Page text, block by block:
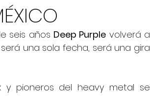
seis años Deep Purple volverá a
una sola fecha, será una gira
y pioneros del heavy metal se